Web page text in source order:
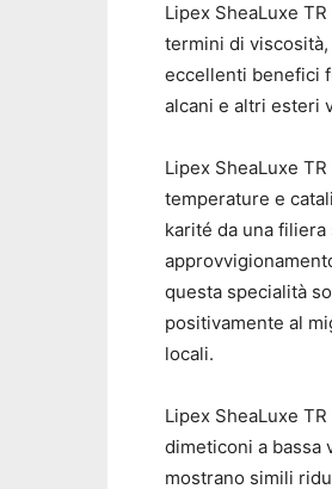
Lipex SheaLuxe
termini di viscosità,
eccellenti benefici
alcani e altri esteri
Lipex SheaLuxe
temperature e
karité da una
questa specialità
positivamente al
locali.
Lipex SheaLuxe
dimeticoni a bassa
mostrano simili